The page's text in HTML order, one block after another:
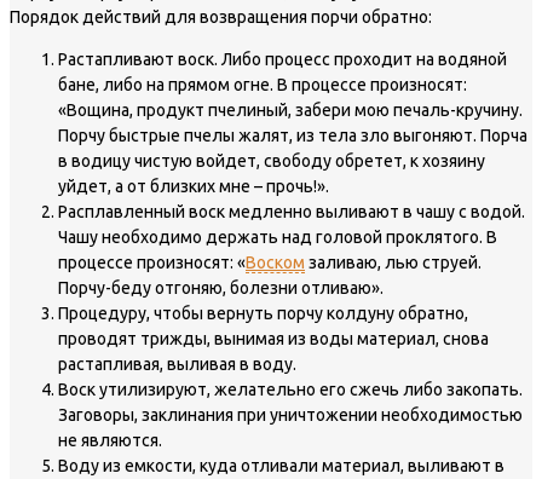
Порядок действий для возвращения порчи обратно:
Растапливают воск. Либо процесс проходит на водяной
бане, либо на прямом огне. В процессе произносят:
«Вощина, продукт пчелиный, забери мою печаль-кручину.
Порчу быстрые пчелы жалят, из тела зло выгоняют. Порча
в водицу чистую войдет, свободу обретет, к хозяину
уйдет, а от близких мне – прочь!».
Расплавленный воск медленно выливают в чашу с водой.
Чашу необходимо держать над головой проклятого. В
процессе произносят: «Воском заливаю, лью струей.
Порчу-беду отгоняю, болезни отливаю».
Процедуру, чтобы вернуть порчу колдуну обратно,
проводят трижды, вынимая из воды материал, снова
растапливая, выливая в воду.
Воск утилизируют, желательно его сжечь либо закопать.
Заговоры, заклинания при уничтожении необходимостью
не являются.
Воду из емкости, куда отливали материал, выливают в